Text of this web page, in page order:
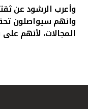
وأعرب الرشود عن
وانهم سيواصلون
المجالات، لأنهم